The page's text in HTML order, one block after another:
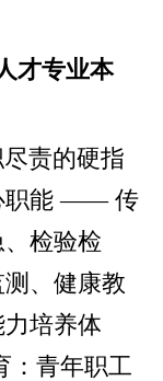
才专业本
责的硬指
职能 —— 传
检验检
、健康教
培养体
：青年职工